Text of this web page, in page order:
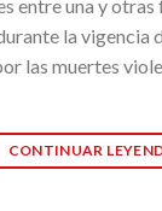
entre una y otras
la vigencia
las muertes
CONTINUAR